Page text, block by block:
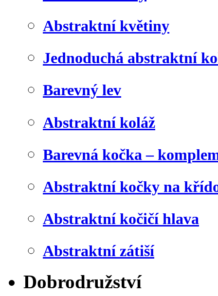
Abstraktní květiny
Jednoduchá abstraktní
Barevný lev
Abstraktní koláž
Barevná kočka –
Abstraktní kočky na
Abstraktní kočičí hlava
Abstraktní zátiší
Dobrodružství